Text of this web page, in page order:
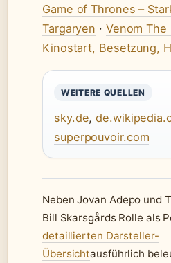
Game of Thrones –
Targaryen · Venom The
Kinostart, Besetzung,
WEITERE QUELLEN
sky.de,
superpouvoir.com
Neben Jovan Adepo und
Bill Skarsgårds Rolle als
detaillierten Darsteller-
Übersichtausführlich